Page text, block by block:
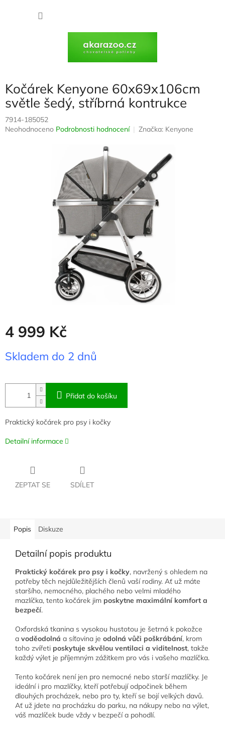
Kočárek Kenyone 60x69x106cm
světle šedý, stříbrná kontrukce
7914-185052
Průměrné
Neohodnoceno Podrobnosti hodnocení Značka: Kenyone
4 999 Kč
cena:
Skladem do 2 dnů
Přidat do košíku
Praktický kočárek pro psy i kočky
Detailní informace
ZEPTAT SE SDÍLET
Popis Diskuze
Detailní popis produktu
Praktický kočárek pro psy i kočky, navržený s ohledem na
potřeby těch nejdůležitějších členů vaší rodiny. Ať už máte
staršího, nemocného, plachého nebo velmi mladého
mazlíčka, tento kočárek jim poskytne maximální komfort a
bezpečí.
Oxfordská tkanina s vysokou hustotou je šetrná k pokožce
a voděodolná a síťovina je odolná vůči poškrábání, krom
toho zvířeti poskytuje skvělou ventilaci a viditelnost, takže
každý výlet je příjemným zážitkem pro vás i vašeho mazlíčka.
Tento kočárek není jen pro nemocné nebo starší mazlíčky. Je
ideální i pro mazlíčky, kteří potřebují odpočinek během
dlouhých procházek, nebo pro ty, kteří se bojí velkých davů.
Ať už jdete na procházku do parku, na nákupy nebo na výlet,
váš mazlíček bude vždy v bezpečí a pohodlí.